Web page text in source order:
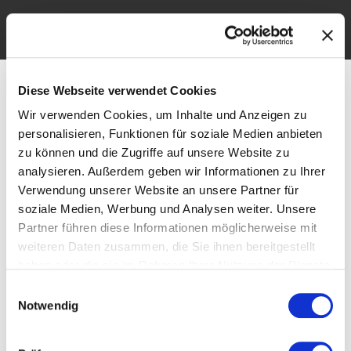
Diese Webseite verwendet Cookies
Wir verwenden Cookies, um Inhalte und Anzeigen zu
personalisieren, Funktionen für soziale Medien anbieten
zu können und die Zugriffe auf unsere Website zu
analysieren. Außerdem geben wir Informationen zu Ihrer
Verwendung unserer Website an unsere Partner für
soziale Medien, Werbung und Analysen weiter. Unsere
Partner führen diese Informationen möglicherweise mit
weiteren Daten zusammen, die Sie ihnen bereitgestellt
Notwendig
Schlagwort:
Leipzig Hawks
HAWKS bringen Football in Leipziger Schulen
Ja, IHR lest richtig! Was sicherlich vor ein paar Jahren noch
kaum vorstellbar war, wird endlich Realität! In Zeiten von
lange herbeigesehnte Football Hype. Neben dem täglichen
Austausch der aktuellsten Football News auf dem Schulhof